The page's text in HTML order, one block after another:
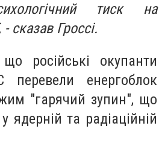
тиск на
- сказав Гроссі.
російські окупанти
перевели енергоблок
"гарячий зупин", що
ядерній та радіаційній